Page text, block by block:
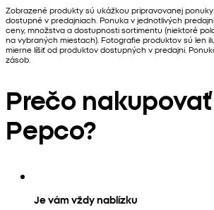
Zobrazené produkty sú ukážkou pripravovanej
dostupné v predajniach. Ponuka v jednotlivých
ceny, množstva a dostupnosti sortimentu (niektoré
na vybraných miestach). Fotografie produktov sú len
mierne líšiť od produktov dostupných v predajni.
zásob.
Prečo
Pepco?
Je vám vždy nablízku